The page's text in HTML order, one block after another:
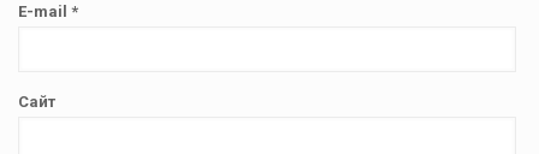
E-mail *
Сайт